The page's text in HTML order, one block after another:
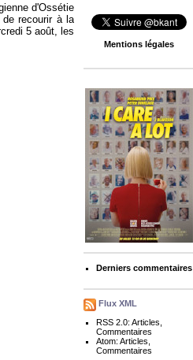
d'Ossétie
recourir à la
5 août, les
Mentions légales
Derniers commentaires
Flux XML
RSS 2.0:Articles,
Commentaires
Atom:Articles,
Commentaires